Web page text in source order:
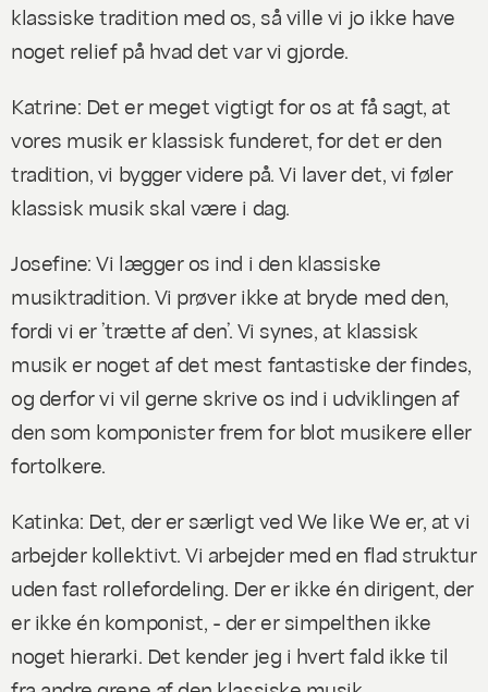
klassiske tradition med os, så ville vi jo ikke have
noget relief på hvad det var vi gjorde.
Katrine: Det er meget vigtigt for os at få sagt, at
vores musik er klassisk funderet, for det er den
tradition, vi bygger videre på. Vi laver det, vi føler
klassisk musik skal være i dag.
Josefine: Vi lægger os ind i den klassiske
musiktradition. Vi prøver ikke at bryde med den,
fordi vi er ’trætte af den’. Vi synes, at klassisk
musik er noget af det mest fantastiske der findes,
og derfor vi vil gerne skrive os ind i udviklingen af
den som komponister frem for blot musikere eller
fortolkere.
Katinka: Det, der er særligt ved We like We er, at vi
arbejder kollektivt. Vi arbejder med en flad struktur
uden fast rollefordeling. Der er ikke én dirigent, der
er ikke én komponist, - der er simpelthen ikke
noget hierarki. Det kender jeg i hvert fald ikke til